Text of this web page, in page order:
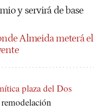
y servirá de base
Almeida meterá el
plaza del Dos